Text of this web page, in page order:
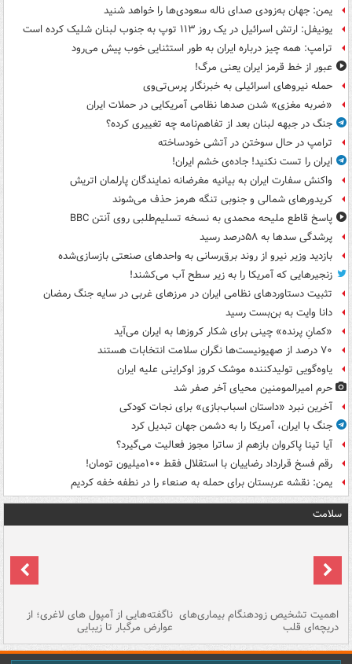
یمن: جهان به‌زودی صدای ناله سعودی‌ها را خواهد شنید
یونیفل: ارتش اسرائیل در یک روز ۱۱۳ توپ به جنوب لبنان شلیک کرده است
ترامپ: همه چیز درباره ایران به طور استثنایی خوب پیش می‌رود
عبور از خط قرمز ایران یعنی مرگ!
حمله نیروهای اسرائیلی به خبرنگار پرس‌تی‌وی
«ضربه مغزی» شدن صدها نظامی آمریکایی در حملات ایران
جنگ در جبهه لبنان بعد از تفاهم‌نامه چه تغییری کرده؟
ترامپ در حال سوختن در آتشی خودساخته
ایران را تست نکنید! جاده‌ی خشم ایران!
واکنش سفارت ایران به بیانیه مغرضانه نمایندگان پارلمان اتریش
کریدورهای شمالی و جنوبی تنگه هرمز حذف می‌شوند
پاسخ قاطع ملیحه محمدی به نسخه تسلیم‌طلبی روی آنتن BBC
پرشدگی سدها به ۵۸درصد رسید
بازدید وزیر نیرو از روند برق‌رسانی به واحدهای صنعتی بازسازی‌شده
زنجیرهایی که آمریکا را به زیر سطح آب می‌کشند!
تثبیت دستاوردهای نظامی ایران در مرزهای غربی در سایه جنگ رمضان
دانا وایت به بن‌بست رسید
«کمانِ پرنده» چینی برای شکار کروزها به ایران می‌آید
۷۰ درصد از صهیونیست‌ها نگران سلامت انتخابات هستند
یاوه‌گویی تولیدکننده موشک کروز اوکراینی علیه ایران
حرم امیرالمومنین محیای آخر صفر شد
آخرین نبرد «داستان اسباب‌بازی» برای نجات کودکی
جنگ با ایران، آمریکا را به دشمن جهان تبدیل کرد
آیا تینا پاکروان بازهم از ساترا مجوز فعالیت می‌گیرد؟
رقم فسخ قرارداد رضاییان با استقلال فقط ۱۰۰میلیون تومان!
یمن: نقشه عربستان برای حمله به صنعاء را در نطفه خفه کردیم
سلامت
اهمیت تشخیص زودهنگام بیماری‌های
دریچه‌ای قلب
ناگفته‌هایی از آمپول های لاغری؛ از
عوارض مرگبار تا زیبایی